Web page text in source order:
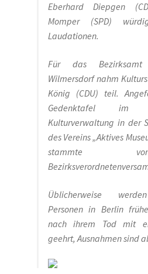
Ewald Wenck
Gartenterrassenstadt
Klaus Schütz
Kurt Raeck
Lil Dagover
Paula Thiede. Von einer, die
Walter Zadek
Wolfgang Leonhard
Eberhard Diepgen
Momper (SPD)
Laudationen.
Für das Bezirksamt
Wilmersdorf nahm
König (CDU) teil.
Gedenktafel im
Kulturverwaltung in der
des Vereins „Aktives
stammte
Üblicherweise
Personen in Berlin
nach ihrem Tod mit
geehrt, Ausnahmen sind